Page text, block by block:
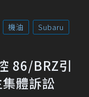
機油
Subaru
86/BRZ引
體訴訟